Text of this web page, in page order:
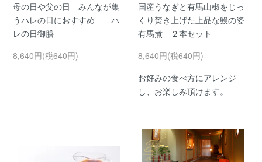
母の日や父の日 みんなが集
うハレの日におすすめ ハ
レの日御膳
8,640円(税640円)
国産うなぎと有馬山椒をじっ
くり焚き上げた上品な鰻の姿
有馬煮 ２本セット
8,640円(税640円)
お好みの食べ方にアレンジ
し、お楽しみ頂けます。